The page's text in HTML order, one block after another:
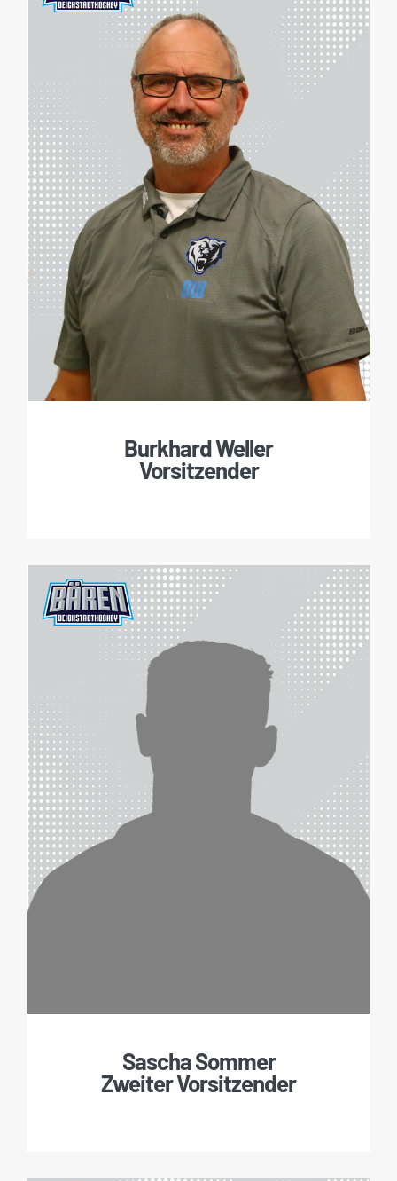
Burkhard Weller
Vorsitzender
Sascha Sommer
Zweiter Vorsitzender